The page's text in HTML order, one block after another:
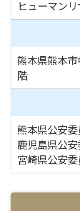
ヒューマン
熊本県熊本
階
熊本県公安
鹿児島県公
宮崎県公安